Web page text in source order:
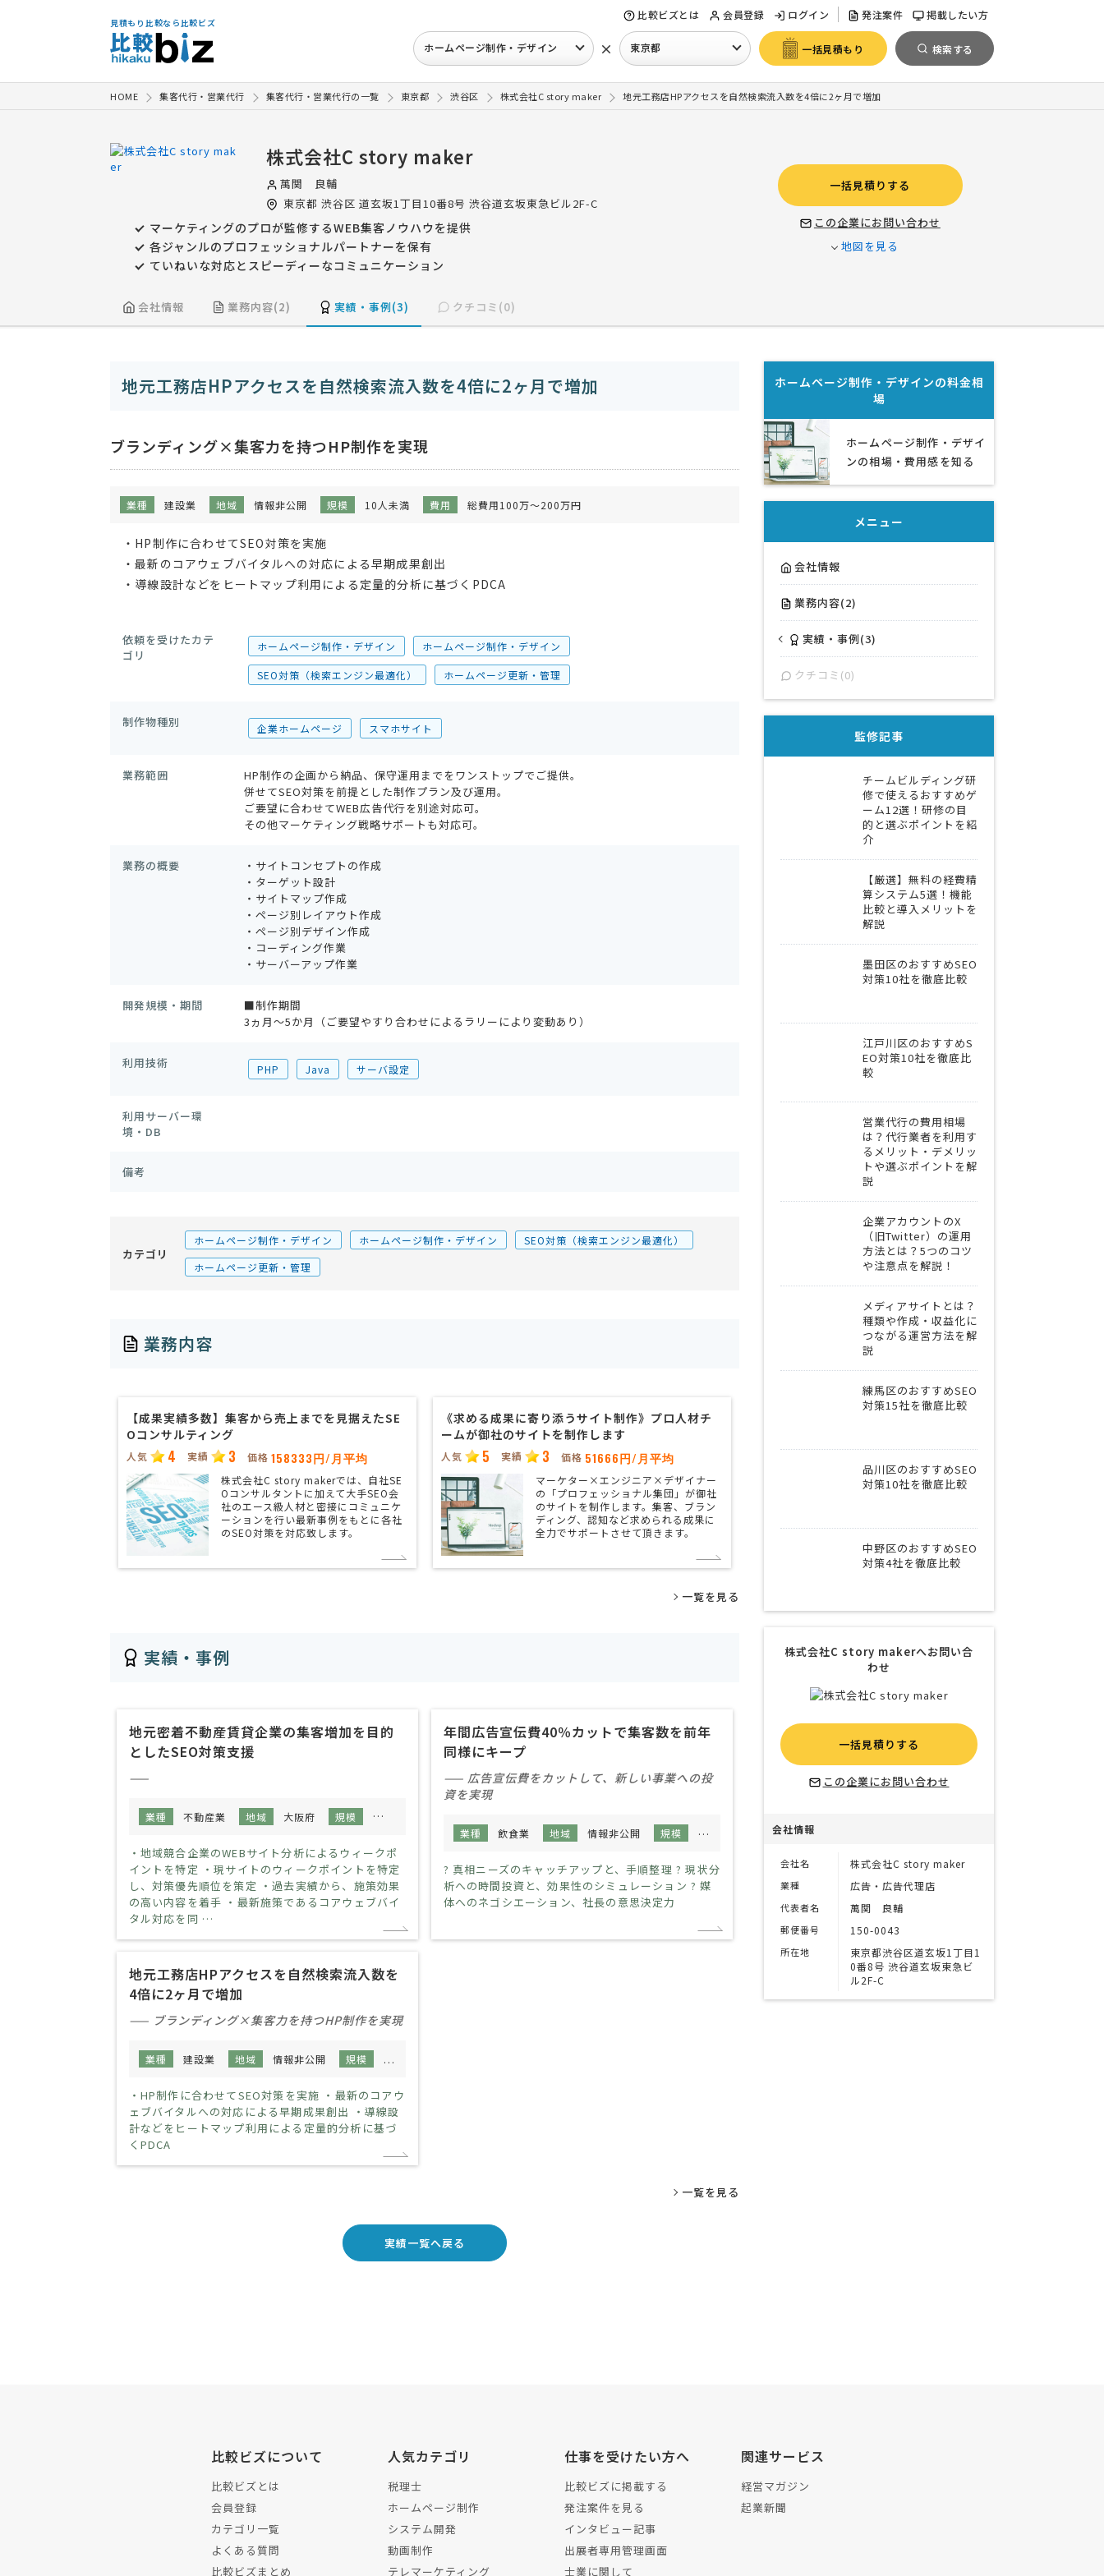
見積もり比較なら比較ビズ
比較ビズとは 会員登録 ログイン 発注案件 掲載したい方
ホームページ制作・デザイン × 東京都 一括見積もり 検索する
HOME 集客代行・営業代行 集客代行・営業代行の一覧 東京都 渋谷区 株式会社C story maker 地元工務店HPアクセスを自然検索流入数を4倍に2ヶ月で増加
株式会社C story maker
萬関 良輔
東京都 渋谷区 道玄坂1丁目10番8号 渋谷道玄坂東急ビル2F-C
マーケティングのプロが監修するWEB集客ノウハウを提供
各ジャンルのプロフェッショナルパートナーを保有
ていねいな対応とスピーディーなコミュニケーション
一括見積りする
この企業にお問い合わせ
地図を見る
会社情報 業務内容(2) 実績・事例(3) クチコミ(0)
地元工務店HPアクセスを自然検索流入数を4倍に2ヶ月で増加
ブランディング×集客力を持つHP制作を実現
業種 建設業 地域 情報非公開 規模 10人未満 費用 総費用100万～200万円
・HP制作に合わせてSEO対策を実施
・最新のコアウェブバイタルへの対応による早期成果創出
・導線設計などをヒートマップ利用による定量的分析に基づくPDCA
依頼を受けたカテ
ゴリ
ホームページ制作・デザイン ホームページ制作・デザイン
SEO対策（検索エンジン最適化） ホームページ更新・管理
制作物種別 企業ホームページ スマホサイト
業務範囲
HP制作の企画から納品、保守運用までをワンストップでご提供。
併せてSEO対策を前提とした制作プラン及び運用。
ご要望に合わせてWEB広告代行を別途対応可。
その他マーケティング戦略サポートも対応可。
業務の概要
・サイトコンセプトの作成
・ターゲット設計
・サイトマップ作成
・ページ別レイアウト作成
・ページ別デザイン作成
・コーディング作業
・サーバーアップ作業
開発規模・期間
■制作期間
3ヵ月〜5か月（ご要望やすり合わせによるラリーにより変動あり）
利用技術 PHP Java サーバ設定
利用サーバー環
境・DB
備考
カテゴリ
ホームページ制作・デザイン ホームページ制作・デザイン
SEO対策（検索エンジン最適化）
ホームページ更新・管理
業務内容
【成果実績多数】集客から売上までを見据えたSE
Oコンサルティング
人気 4 実績 3 価格 158333円/月平均
株式会社C story makerでは、自社SE
Oコンサルタントに加えて大手SEO会
社のエース級人材と密接にコミュニケ
ーションを行い最新事例をもとに各社
のSEO対策を対応致します。
《求める成果に寄り添うサイト制作》プロ人材チ
ームが御社のサイトを制作します
人気 5 実績 3 価格 51666円/月平均
マーケター×エンジニア×デザイナー
の「プロフェッショナル集団」が御社
のサイトを制作します。集客、ブラン
ディング、認知など求められる成果に
全力でサポートさせて頂きます。
一覧を見る
実績・事例
地元密着不動産賃貸企業の集客増加を目的
としたSEO対策支援
——
業種 不動産業 地域 大阪府 規模 10人未満
・地域競合企業のWEBサイト分析によるウィークポ
イントを特定 ・現サイトのウィークポイントを特定
し、対策優先順位を策定 ・過去実績から、施策効果
の高い内容を着手 ・最新施策であるコアウェブバイ
タル対応を同 …
年間広告宣伝費40％カットで集客数を前年
同様にキープ
—— 広告宣伝費をカットして、新しい事業への投
資を実現
業種 飲食業 地域 情報非公開 規模 50人～100人
? 真相ニーズのキャッチアップと、手順整理 ? 現状分
析への時間投資と、効果性のシミュレーション ? 媒
体へのネゴシエーション、社長の意思決定力
地元工務店HPアクセスを自然検索流入数を
4倍に2ヶ月で増加
—— ブランディング×集客力を持つHP制作を実現
業種 建設業 地域 情報非公開 規模 10人未満
・HP制作に合わせてSEO対策を実施 ・最新のコアウ
ェブバイタルへの対応による早期成果創出 ・導線設
計などをヒートマップ利用による定量的分析に基づ
くPDCA
一覧を見る
実績一覧へ戻る
ホームページ制作・デザインの料金相
場
ホームページ制作・デザイ
ンの相場・費用感を知る
メニュー
会社情報
業務内容(2)
実績・事例(3)
クチコミ(0)
監修記事
チームビルディング研
修で使えるおすすめゲ
ーム12選！研修の目
的と選ぶポイントを紹
介
【厳選】無料の経費精
算システム5選！機能
比較と導入メリットを
解説
墨田区のおすすめSEO
対策10社を徹底比較
江戸川区のおすすめS
EO対策10社を徹底比
較
営業代行の費用相場
は？代行業者を利用す
るメリット・デメリッ
トや選ぶポイントを解
説
企業アカウントのX
（旧Twitter）の運用
方法とは？5つのコツ
や注意点を解説！
メディアサイトとは？
種類や作成・収益化に
つながる運営方法を解
説
練馬区のおすすめSEO
対策15社を徹底比較
品川区のおすすめSEO
対策10社を徹底比較
中野区のおすすめSEO
対策4社を徹底比較
株式会社C story makerへお問い合
わせ
一括見積りする
この企業にお問い合わせ
会社情報
会社名 株式会社C story maker
業種 広告・広告代理店
代表者名 萬関 良輔
郵便番号 150-0043
所在地
東京都渋谷区道玄坂1丁目1
0番8号 渋谷道玄坂東急ビ
ル2F-C
比較ビズについて
比較ビズとは
会員登録
カテゴリ一覧
よくある質問
比較ビズまとめ
人気カテゴリ
税理士
ホームページ制作
システム開発
動画制作
テレマーケティング
仕事を受けたい方へ
比較ビズに掲載する
発注案件を見る
インタビュー記事
出展者専用管理画面
士業に関して
関連サービス
経営マガジン
起業新聞